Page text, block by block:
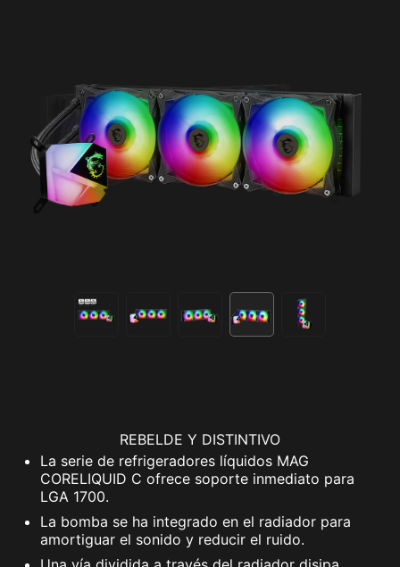
REBELDE Y DISTINTIVO
La serie de refrigeradores líquidos MAG
CORELIQUID C ofrece soporte inmediato para
LGA 1700.
La bomba se ha integrado en el radiador para
amortiguar el sonido y reducir el ruido.